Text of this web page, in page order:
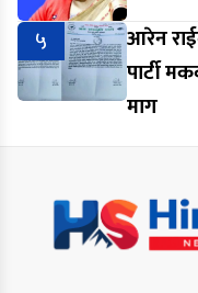
५
आरेन
पार्टी
माग